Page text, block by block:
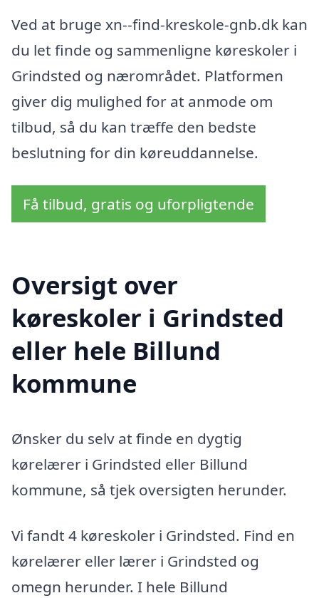
Ved at bruge xn--find-kreskole-gnb.dk kan
du let finde og sammenligne køreskoler i
Grindsted og nærområdet. Platformen
giver dig mulighed for at anmode om
tilbud, så du kan træffe den bedste
beslutning for din køreuddannelse.
Få tilbud, gratis og uforpligtende
Oversigt over
køreskoler i Grindsted
eller hele Billund
kommune
Ønsker du selv at finde en dygtig
kørelærer i Grindsted eller Billund
kommune, så tjek oversigten herunder.
Vi fandt 4 køreskoler i Grindsted. Find en
kørelærer eller lærer i Grindsted og
omegn herunder. I hele Billund